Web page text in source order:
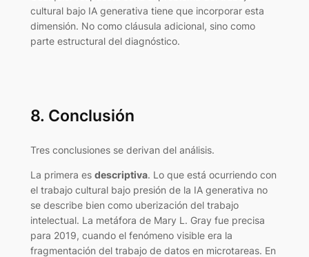
cultural bajo IA generativa tiene que incorporar esta
dimensión. No como cláusula adicional, sino como
parte estructural del diagnóstico.
8. Conclusión
Tres conclusiones se derivan del análisis.
La primera es descriptiva. Lo que está ocurriendo con
el trabajo cultural bajo presión de la IA generativa no
se describe bien como uberización del trabajo
intelectual. La metáfora de Mary L. Gray fue precisa
para 2019, cuando el fenómeno visible era la
fragmentación del trabajo de datos en microtareas. En